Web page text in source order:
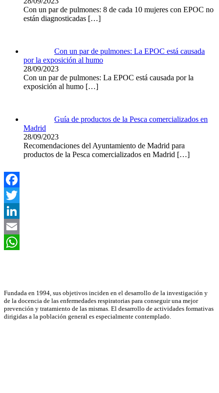
Con un par de pulmones: 8 de cada 10 mujeres con EPOC no
están diagnosticadas […]
Con un par de pulmones: La EPOC está causada
por la exposición al humo
28/09/2023
Con un par de pulmones: La EPOC está causada por la
exposición al humo […]
Guía de productos de la Pesca comercializados en
Madrid
28/09/2023
Recomendaciones del Ayuntamiento de Madrid para
productos de la Pesca comercializados en Madrid […]
Facebook
Twitter
LinkedIn
Email
Fundada en 1994, sus objetivos inciden en el desarrollo de la investigación y
de la docencia de las enfermedades respiratorias para conseguir una mejor
prevención y tratamiento de las mismas. El desarrollo de actividades formativas
dirigidas a la población general es especialmente contemplado.